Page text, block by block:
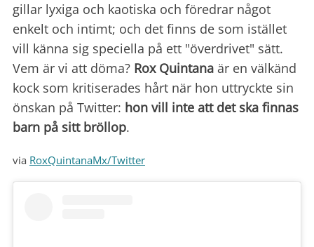
gillar lyxiga och kaotiska och föredrar något
enkelt och intimt; och det finns de som istället
vill känna sig speciella på ett "överdrivet" sätt.
Vem är vi att döma? Rox Quintana är en välkänd
kock som kritiserades hårt när hon uttryckte sin
önskan på Twitter: hon vill inte att det ska finnas
barn på sitt bröllop.
via RoxQuintanaMx/Twitter